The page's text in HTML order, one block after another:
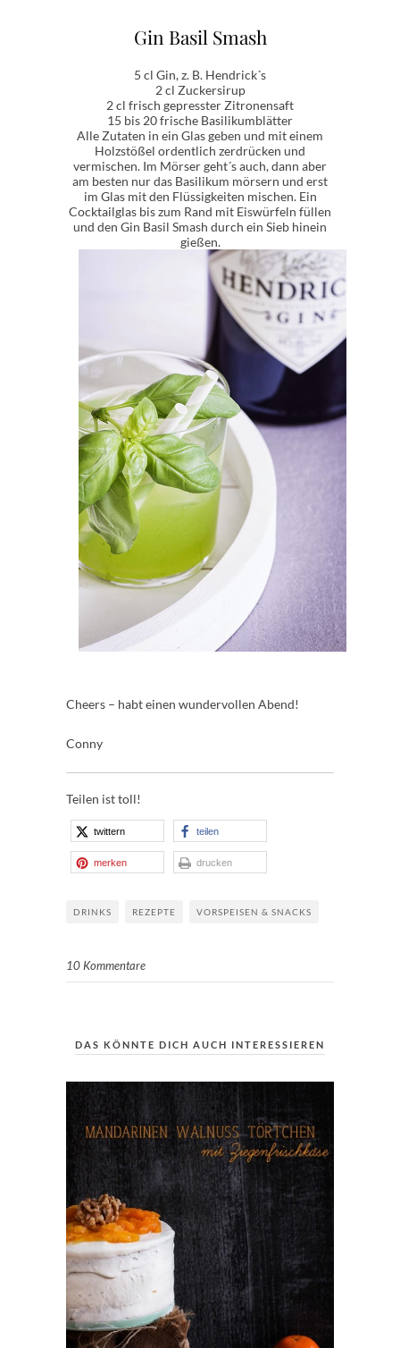
Gin Basil Smash
5 cl Gin, z. B. Hendrick´s
2 cl Zuckersirup
2 cl frisch gepresster Zitronensaft
15 bis 20 frische Basilikumblätter
Alle Zutaten in ein Glas geben und mit einem
Holzstößel ordentlich zerdrücken und
vermischen. Im Mörser geht´s auch, dann aber
am besten nur das Basilikum mörsern und erst
im Glas mit den Flüssigkeiten mischen. Ein
Cocktailglas bis zum Rand mit Eiswürfeln füllen
und den Gin Basil Smash durch ein Sieb hinein
gießen.
Cheers – habt einen wundervollen Abend!
Conny
Teilen ist toll!
twittern teilen
merken drucken
DRINKS REZEPTE VORSPEISEN & SNACKS
10 Kommentare
DAS KÖNNTE DICH AUCH INTERESSIEREN